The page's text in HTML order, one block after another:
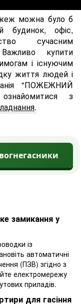
можна було б
будинок, офіс,
сучасним
купити
і існуючим
життя людей і
"ПОЖЕЖНИЙ
з
.
замикання у
із
автоматичні
(ПЗВ) згідно з
електромережу
приладів.
для гасіння